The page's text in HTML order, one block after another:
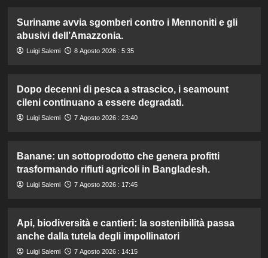
Suriname avvia sgomberi contro i Mennoniti e gli
abusivi dell’Amazzonia.
Luigi Salemi 8 Agosto 2026 : 5:35
Dopo decenni di pesca a strascico, i seamount
cileni continuano a essere degradati.
Luigi Salemi 7 Agosto 2026 : 23:40
Banane: un sottoprodotto che genera profitti
trasformando rifiuti agricoli in Bangladesh.
Luigi Salemi 7 Agosto 2026 : 17:45
Api, biodiversità e cantieri: la sostenibilità passa
anche dalla tutela degli impollinatori
Luigi Salemi 7 Agosto 2026 : 14:15